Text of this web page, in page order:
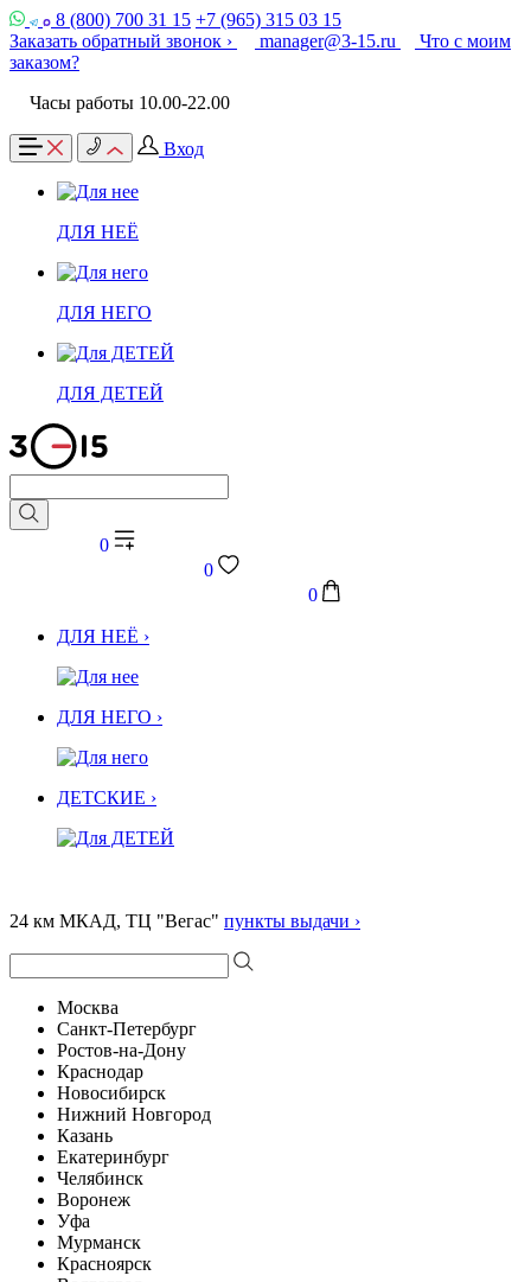
8 (800) 700 31 15 +7 (965) 315 03 15
Заказать обратный звонок ›
manager@3-15.ru
Что с моим
заказом?
Часы работы 10.00-22.00
Вход
ДЛЯ НЕЁ
ДЛЯ НЕГО
ДЛЯ ДЕТЕЙ
0
0
0
ДЛЯ НЕЁ ›
ДЛЯ НЕГО ›
ДЕТСКИЕ ›
24 км МКАД, ТЦ "Вегас" пункты выдачи ›
Москва
Санкт-Петербург
Ростов-на-Дону
Краснодар
Новосибирск
Нижний Новгород
Казань
Екатеринбург
Челябинск
Воронеж
Уфа
Мурманск
Красноярск